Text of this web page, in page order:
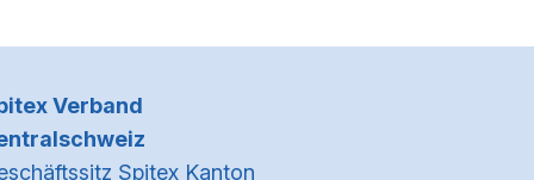
Verband
Spitex Kanton